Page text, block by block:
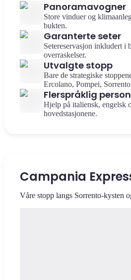
Panoramavogner
Store vinduer og
bukten.
Garanterte seter
Setereservasjon inkludert i
overraskelser.
Utvalgte stopp
Bare de strategiske
Ercolano, Pompei,
Flerspråklig
Hjelp på italiensk, engelsk
hovedstasjonene.
Campania
Våre stopp langs Sorrento-kysten